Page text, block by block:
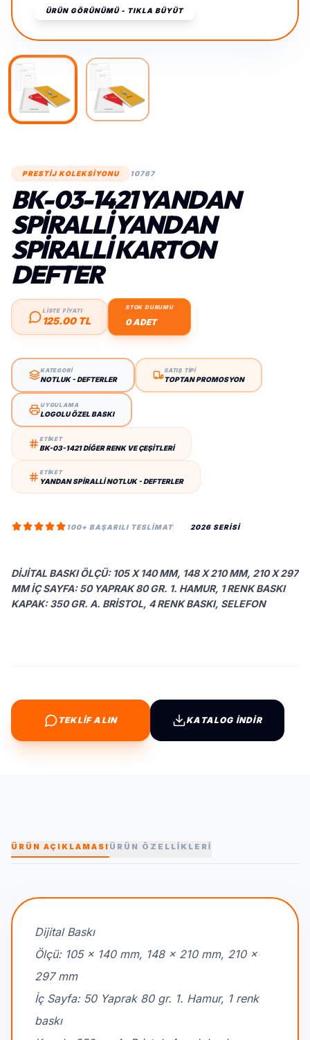
ÜRÜN GÖRÜNÜMÜ - TIKLA BÜYÜT
PRESTİJ KOLEKSİYONU 10767
BK-03-1421 YANDAN
SPIRALLI YANDAN
SPIRALLI KARTON
DEFTER
LİSTE FİYATI
125.00 TL
STOK DURUMU
0 ADET
KATEGORİ
NOTLUK - DEFTERLER
SATIŞ TİPİ
TOPTAN PROMOSYON
UYGULAMA
LOGOLU ÖZEL BASKI
ETİKET
BK-03-1421 DIĞER RENK VE ÇEŞITLERI
ETİKET
YANDAN SPIRALLI NOTLUK - DEFTERLER
100+ BAŞARILI TESLIMAT 2026 SERİSİ
DIJITAL BASKI ÖLÇÜ: 105 X 140 MM, 148 X 210 MM, 210 X 297
MM İÇ SAYFA: 50 YAPRAK 80 GR. 1. HAMUR, 1 RENK BASKI
KAPAK: 350 GR. A. BRISTOL, 4 RENK BASKI, SELEFON
TEKLİF ALIN KATALOG İNDİR
ÜRÜN AÇIKLAMASI ÜRÜN ÖZELLİKLERİ
Dijital Baskı
Ölçü: 105 x 140 mm, 148 x 210 mm, 210 x
297 mm
İç Sayfa: 50 Yaprak 80 gr. 1. Hamur, 1 renk
baskı